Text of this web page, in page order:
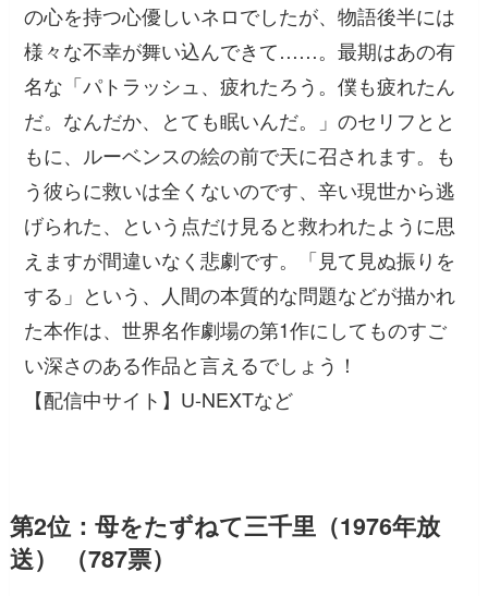
の心を持つ心優しいネロでしたが、物語後半には
様々な不幸が舞い込んできて……。最期はあの有
名な「パトラッシュ、疲れたろう。僕も疲れたん
だ。なんだか、とても眠いんだ。」のセリフとと
もに、ルーベンスの絵の前で天に召されます。も
う彼らに救いは全くないのです、辛い現世から逃
げられた、という点だけ見ると救われたように思
えますが間違いなく悲劇です。「見て見ぬ振りを
する」という、人間の本質的な問題などが描かれ
た本作は、世界名作劇場の第1作にしてものすご
い深さのある作品と言えるでしょう！
【配信中サイト】U-NEXTなど
第2位：母をたずねて三千里（1976年放
送） （787票）